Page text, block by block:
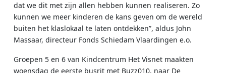
dat we dit met zijn allen hebben kunnen realiseren. Zo
kunnen we meer kinderen de kans geven om de wereld
buiten het klaslokaal te laten ontdekken”, aldus John
Massaar, directeur Fonds Schiedam Vlaardingen e.o.
Groepen 5 en 6 van Kindcentrum Het Visnet maakten
woensdag de eerste busrit met Buzz010, naar De